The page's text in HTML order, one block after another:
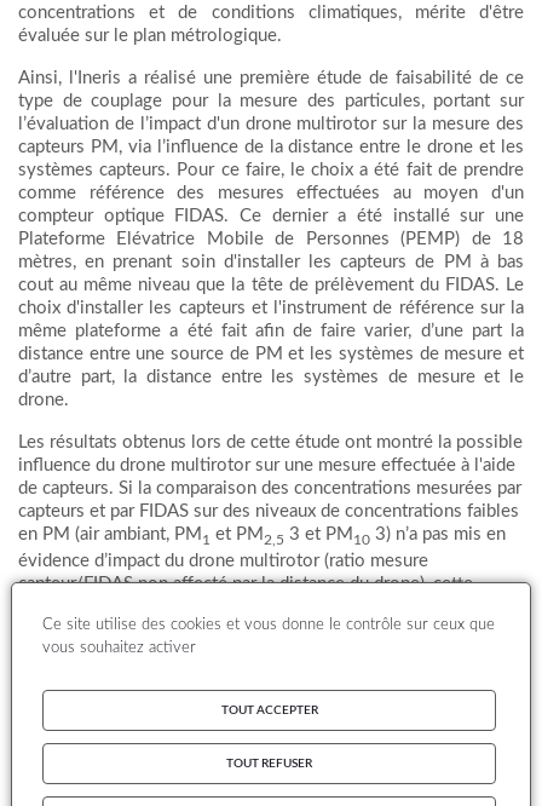
concentrations et de conditions climatiques, mérite d'être
évaluée sur le plan métrologique.
Ainsi, l'Ineris a réalisé une première étude de faisabilité de ce
type de couplage pour la mesure des particules, portant sur
l’évaluation de l’impact d'un drone multirotor sur la mesure des
capteurs PM, via l’influence de la distance entre le drone et les
systèmes capteurs. Pour ce faire, le choix a été fait de prendre
comme référence des mesures effectuées au moyen d'un
compteur optique FIDAS. Ce dernier a été installé sur une
Plateforme Elévatrice Mobile de Personnes (PEMP) de 18
mètres, en prenant soin d'installer les capteurs de PM à bas
cout au même niveau que la tête de prélèvement du FIDAS. Le
choix d'installer les capteurs et l'instrument de référence sur la
même plateforme a été fait afin de faire varier, d’une part la
distance entre une source de PM et les systèmes de mesure et
d’autre part, la distance entre les systèmes de mesure et le
drone.
Les résultats obtenus lors de cette étude ont montré la possible
influence du drone multirotor sur une mesure effectuée à l'aide
de capteurs. Si la comparaison des concentrations mesurées par
capteurs et par FIDAS sur des niveaux de concentrations faibles
en PM (air ambiant, PM 1 et PM 2,5 3 et PM 10 3) n’a pas mis en
évidence d’impact du drone multirotor (ratio mesure
capteur/FIDAS non affecté par la distance du drone), cette
µg/m 3en moyenne) a mis en évidence, un impact de la distance
du drone multirotor par rapport aux capteurs. Ainsi, une distance
multirotor a été estimée sur la base des essais menés.
Ce site utilise des cookies et vous donne le contrôle sur ceux que
vous souhaitez activer
TOUT ACCEPTER
TOUT REFUSER